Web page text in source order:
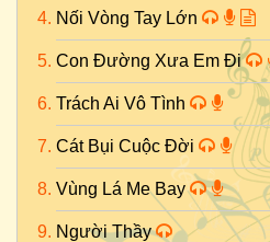
Nối Vòng Tay Lớn
Con Đường Xưa Em Đi
Trách Ai Vô Tình
Cát Bụi Cuộc Đời
Vùng Lá Me Bay
Người Thầy